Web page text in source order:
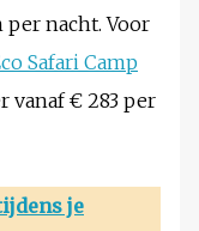
nacht. Voor
Safari Camp
vanaf € 283 per
je